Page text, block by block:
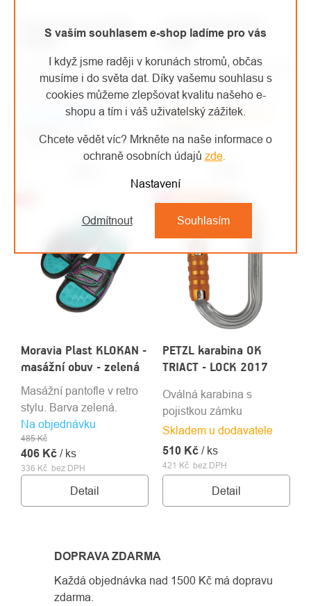
S vaším souhlasem e-shop ladíme pro vás
I když jsme raději v korunách stromů, občas
musíme i do světa dat. Díky vašemu souhlasu s
cookies můžeme zlepšovat kvalitu našeho e-
shopu a tím i váš uživatelský zážitek.
Chcete vědět víc? Mrkněte na naše informace o
ochraně osobních údajů zde.
Nastavení
Odmítnout Souhlasím
Protos Integral přilba
Na objednávku
5 325 Kč / ks
Lehká, pohodlná přilba se
sluchátky a štítem, která
je vhodná pro práce v
lese a práce s motorovou
pilou.
Singing Rock OPEN
SLING
Skladem u dodavatele
144 Kč/ ks
Šitá smyčka / šířka 20 mm
/ délka 60, 80, 120, 150
cm / 22 kN / EN 354 • EN
566 • EN 795B
Moravia Plast KLOKAN -
masážní obuv - zelená
Na objednávku
336 Kč bez DPH
485 Kč
406 Kč / ks
Detail
Masážní pantofle v retro
stylu. Barva zelená.
PETZL karabina OK
TRIACT - LOCK 2017
Skladem u dodavatele
421 Kč bez DPH
510 Kč / ks
Detail
Oválná karabina s
pojistkou zámku
DOPRAVA ZDARMA
Každá objednávka nad 1500 Kč má dopravu
zdarma.